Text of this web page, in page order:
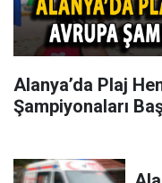
Alanya’da Plaj
Şampiyonaları